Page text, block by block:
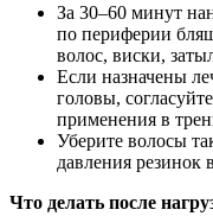
За 30–60 минут
по периферии
волос, виски,
Если назначены
головы,
применения в
Уберите волосы
давления резинок
Что делать после